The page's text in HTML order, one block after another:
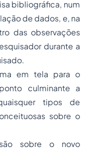
bibliográfica, num
de dados, e, na
das observações
durante a
em tela para o
culminante a
tipos de
sobre o
sobre o novo